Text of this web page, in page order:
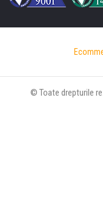
© Toate drepturile